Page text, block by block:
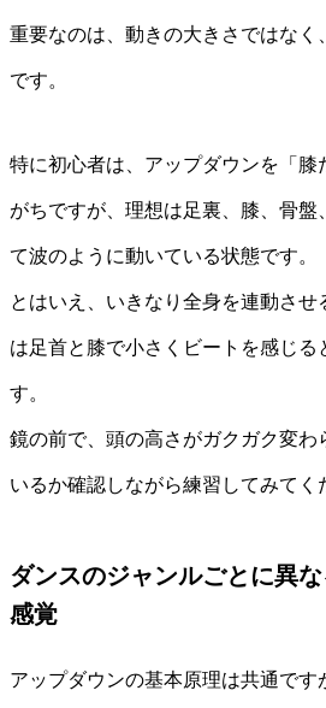
重要なのは、動きの大きさではなく
です。
特に初心者は、アップダウンを「膝
がちですが、理想は足裏、膝、骨盤
て波のように動いている状態です。
とはいえ、いきなり全身を連動さ
は足首と膝で小さくビートを感じる
す。
鏡の前で、頭の高さがガクガク変わ
いるか確認しながら練習してみてく
ダンスのジャンルごとに異
感覚
アップダウンの基本原理は共通で